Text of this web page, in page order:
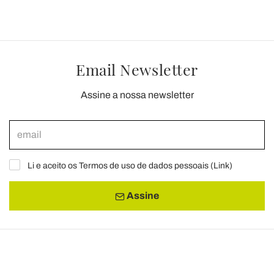
Email Newsletter
Assine a nossa newsletter
Li e aceito os Termos de uso de dados pessoais (Link)
Assine